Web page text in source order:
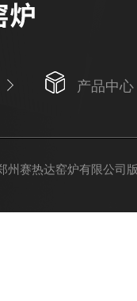
产品中心
州赛热达窑炉有限公司